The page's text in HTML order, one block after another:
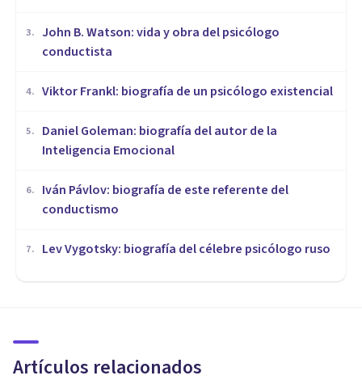
3. John B. Watson: vida y obra del psicólogo
conductista
4. Viktor Frankl: biografía de un psicólogo existencial
5.
Daniel Goleman: biografía del autor de la
Inteligencia Emocional
6.
Iván Pávlov: biografía de este referente del
conductismo
7. Lev Vygotsky: biografía del célebre psicólogo ruso
Artículos relacionados
de este psicólogo alemán